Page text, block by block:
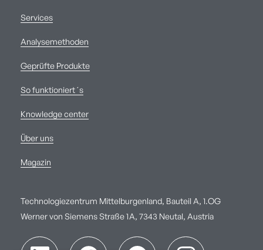
Services
Analysemethoden
Geprüfte Produkte
So funktioniert´s
Knowledge center
Über uns
Magazin
Technologiezentrum Mittelburgenland, Bauteil A, 1.OG
Werner von Siemens Straße 1A, 7343 Neutal, Austria